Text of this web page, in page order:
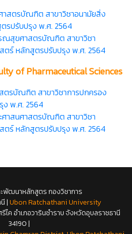
าสตรบัณฑิต สาขาวิชาอนามัยสิ่ง
รปรับปรุง พ.ศ. 2564
ณสุขศาสตรบัณฑิต สาขาวิชา
ตร์ หลักสูตรปรับปรุง พ.ศ. 2564
of Pharmaceutical Sciences
ตรบัณฑิต สาขาวิชาการปกครอง
พ.ศ. 2564
าสนศาสตรบัณฑิต สาขาวิชา
ตร์ หลักสูตรปรับปรุง พ.ศ. 2564
พัฒนาหลักสูตร กองวิชาการ
|Ubon Ratchathani University
ค อำเภอวารินชำราบ จังหวัดอุบลราชธานี
34190 |